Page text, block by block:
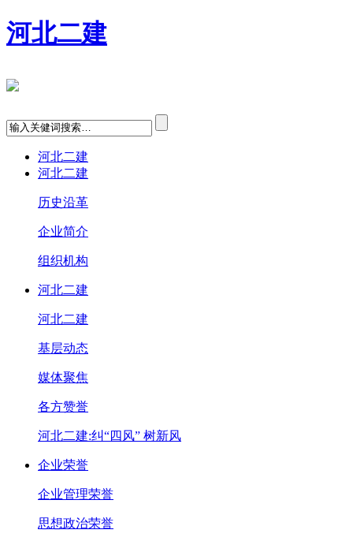
河北二建
河北二建
河北二建
历史沿革
企业简介
组织机构
河北二建
河北二建
基层动态
媒体聚焦
各方赞誉
河北二建:纠“四风” 树新风
企业荣誉
企业管理荣誉
思想政治荣誉